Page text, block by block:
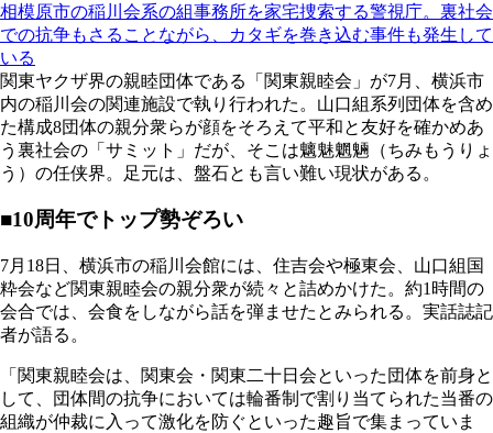
相模原市の稲川会系の組事務所を家宅捜索する警視庁。裏社会
での抗争もさることながら、カタギを巻き込む事件も発生して
いる
関東ヤクザ界の親睦団体である「関東親睦会」が7月、横浜市
内の稲川会の関連施設で執り行われた。山口組系列団体を含め
た構成8団体の親分衆らが顔をそろえて平和と友好を確かめあ
う裏社会の「サミット」だが、そこは魑魅魍魎（ちみもうりょ
う）の任侠界。足元は、盤石とも言い難い現状がある。
■10周年でトップ勢ぞろい
7月18日、横浜市の稲川会館には、住吉会や極東会、山口組国
粋会など関東親睦会の親分衆が続々と詰めかけた。約1時間の
会合では、会食をしながら話を弾ませたとみられる。実話誌記
者が語る。
「関東親睦会は、関東会・関東二十日会といった団体を前身と
して、団体間の抗争においては輪番制で割り当てられた当番の
組織が仲裁に入って激化を防ぐといった趣旨で集まっていま